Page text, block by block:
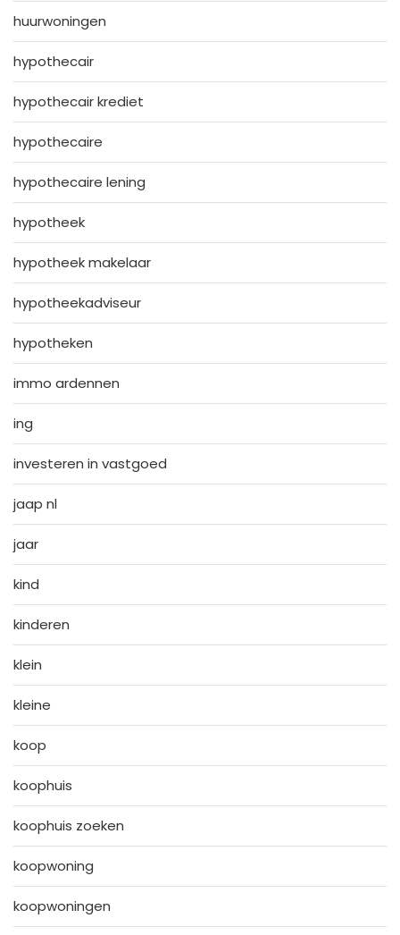
huurwoningen
hypothecair
hypothecair krediet
hypothecaire
hypothecaire lening
hypotheek
hypotheek makelaar
hypotheekadviseur
hypotheken
immo ardennen
ing
investeren in vastgoed
jaap nl
jaar
kind
kinderen
klein
kleine
koop
koophuis
koophuis zoeken
koopwoning
koopwoningen